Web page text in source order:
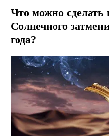
Что можно сделать
Солнечного
года?